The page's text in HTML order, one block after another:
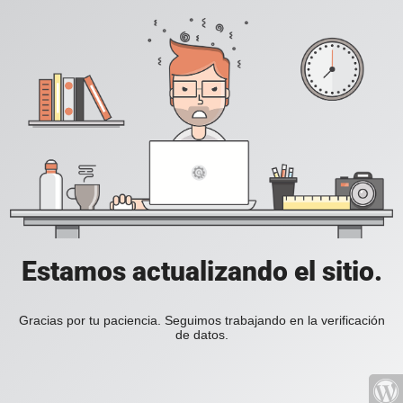
Estamos actualizando el sitio.
Gracias por tu paciencia. Seguimos trabajando en la verificación
de datos.